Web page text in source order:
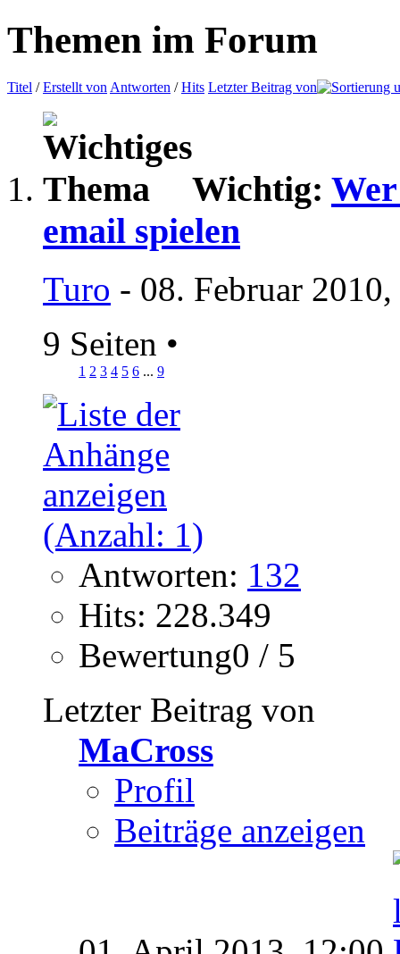
Themen im Forum
Titel /Erstellt von Antworten /Hits Letzter Beitrag von
Wichtig:
email spielen
Turo - 08. Februar
9 Seiten •
1 2 3 4 5 6 ... 9
Antworten: 132
Hits: 228.349
Bewertung0 / 5
Letzter Beitrag von
MaCross
Profil
Beiträge anzeigen